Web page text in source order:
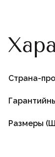
Страна-
Размеры